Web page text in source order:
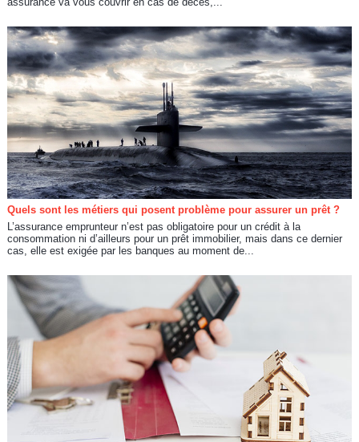
Quels sont les métiers qui posent problème pour assurer un prêt ?
L’assurance emprunteur n’est pas obligatoire pour un crédit à la
consommation ni d’ailleurs pour un prêt immobilier, mais dans ce dernier
cas, elle est exigée par les banques au moment de...